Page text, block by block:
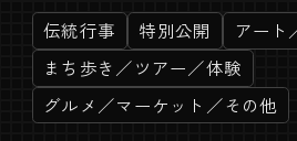
伝統行事 特別公開
アート
まち歩き／ツアー／体験
グルメ／マーケット／その他